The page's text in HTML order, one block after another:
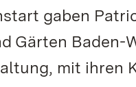
gaben
Gärten Baden-
mit ihren